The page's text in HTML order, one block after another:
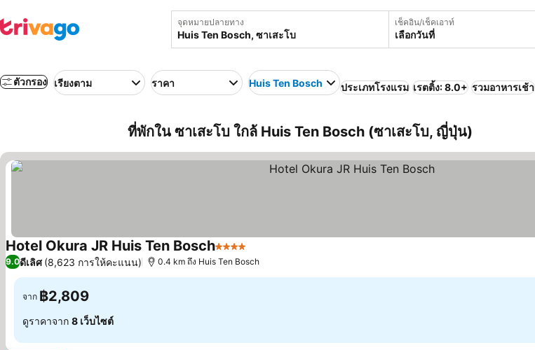
จุดหมายปลายทาง เช็คอิน/เช็คเอาท์
เลือกวันที่
ตัวกรอง เรียงตาม ราคา Huis Ten Bosch ประเภทโรงแรม เรตติ้ง: 8.0+ รวมอาหารเช้า
ที่พักใน ซาเสะโบ ใกล้ Huis Ten Bosch (ซาเสะโบ, ญี่ปุ่น)
Hotel Okura JR Huis Ten Bosch4 ดาว
9.0ดีเลิศ (8,623 การให้คะแนน) 0.4 km ถึง Huis Ten Bosch
จาก ฿2,809
ดูราคาจาก 8 เว็บไซต์